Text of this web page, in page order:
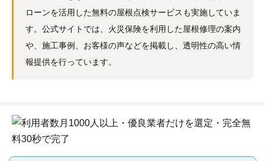
ローンを活用した無料の屋根点検サービスも実施していま
す。公式サイトでは、火災保険を利用した屋根修理の案内
や、施工事例、お客様の声などを掲載し、透明性の高い情
報提供を行っています。